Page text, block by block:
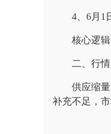
4、6月1
核心逻
二、行
供应缩
补充不足，